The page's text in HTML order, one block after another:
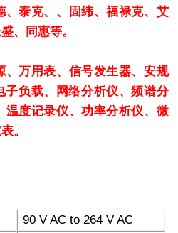
、泰克、、固纬、福禄克、艾
、同惠等。
、万用表、信号发生器、安规
子负载、网络分析仪、频谱分
温度记录仪、功率分析仪、微
。
90 V AC to 264 V AC